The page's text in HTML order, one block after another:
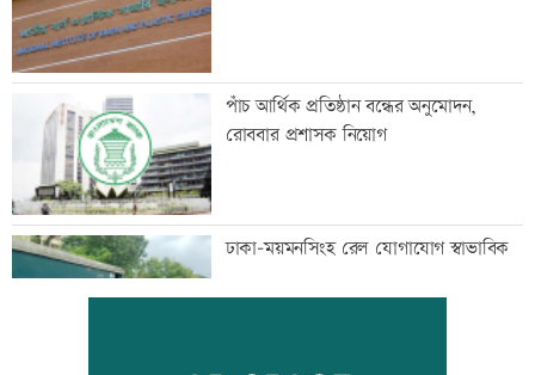
পাঁচ আর্থিক প্রতিষ্ঠান বন্ধের অনুমোদন,
রোববার প্রশাসক নিয়োগ
ঢাকা-ময়মনসিংহ রেল যোগাযোগ স্বাভাবিক